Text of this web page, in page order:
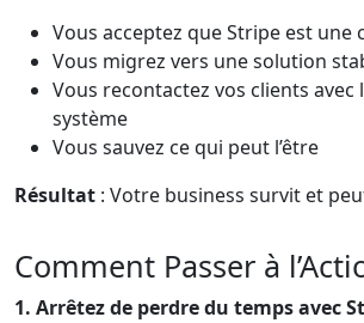
Vous acceptez que Stripe est une
Vous migrez vers une solution
Vous recontactez vos clients avec
système
Vous sauvez ce qui peut l’être
Résultat : Votre business survit et
Comment Passer à
1. Arrêtez de perdre du temps avec